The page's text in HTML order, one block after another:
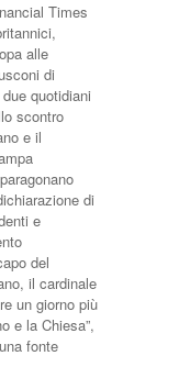
Times
alle
di
quotidiani
scontro
e il
di
e
del
il cardinale
un giorno più
e la Chiesa”,
fonte